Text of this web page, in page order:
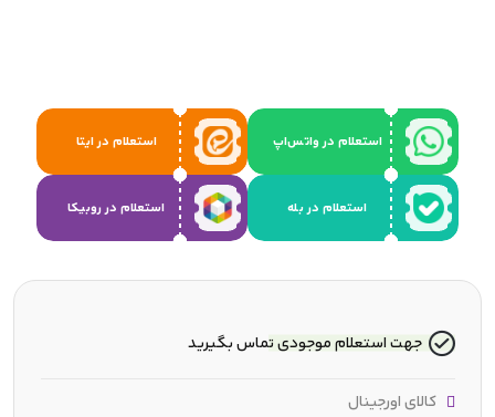
استعلام در واتس‌اپ استعلام در ایتا
استعلام در بله استعلام در روبیکا
جهت استعلام موجودی تماس بگیرید
کالای اورجینال